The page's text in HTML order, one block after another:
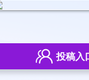
投稿入